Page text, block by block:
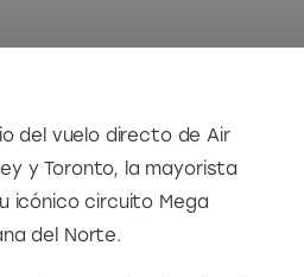
del vuelo directo de Air
y Toronto, la mayorista
icónico circuito Mega
del Norte.